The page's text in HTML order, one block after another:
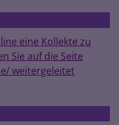
eine Kollekte zu
Sie auf die Seite
weitergeleitet